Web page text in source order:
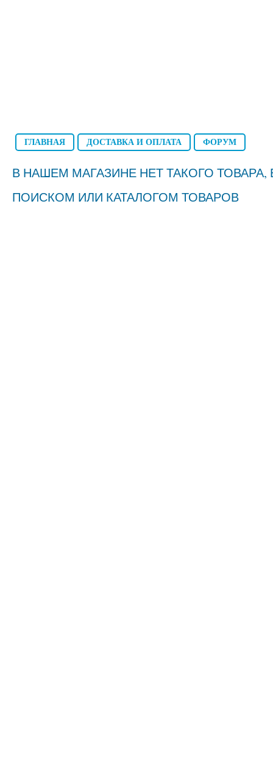
ГЛАВНАЯ ДОСТАВКА И ОПЛАТА ФОРУМ
В НАШЕМ МАГАЗИНЕ НЕТ ТАКОГО
ПОИСКОМ ИЛИ КАТАЛОГОМ ТОВАРОВ